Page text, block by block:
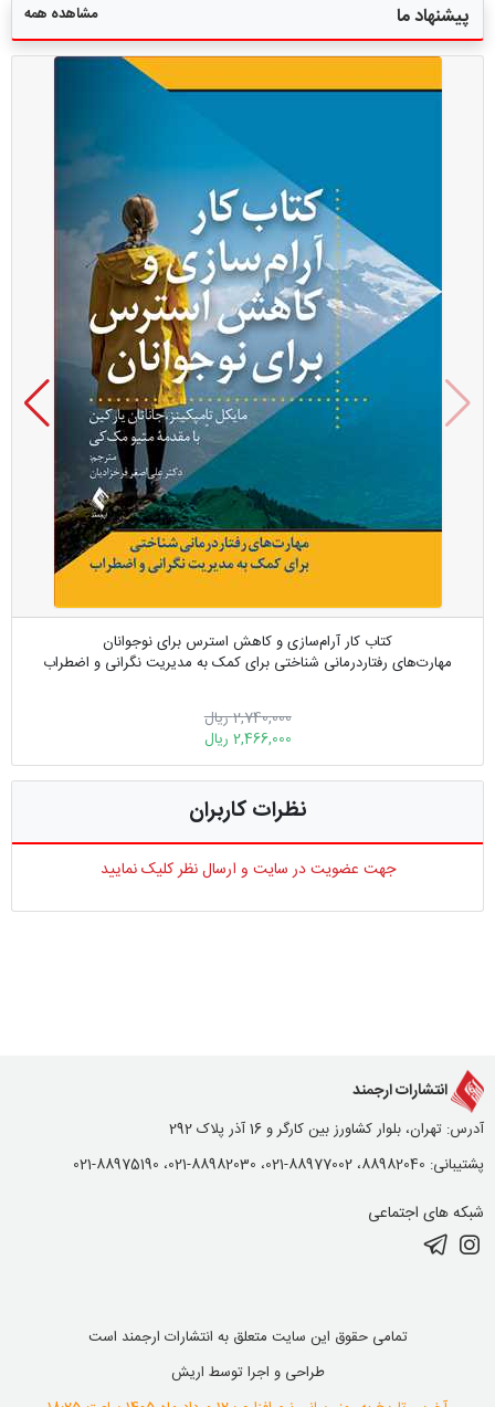
پیشنهاد ما مشاهده همه
کتاب کار آرام‌سازی و کاهش استرس برای نوجوانان
مهارت‌های رفتاردرمانی شناختی برای کمک به مدیریت نگرانی و اضطراب
2,740,000 ریال
2,466,000 ریال
نظرات کاربران
جهت عضویت در سایت و ارسال نظر کلیک نمایید
انتشارات ارجمند
آدرس: تهران، بلوار کشاورز بین کارگر و 16 آذر پلاک 292
پشتیبانی: 88982040، 88977002-021، 88982030-021، 88975190-021
شبکه های اجتماعی
تمامی حقوق این سایت متعلق به انتشارات ارجمند است
طراحی و اجرا توسط اریش